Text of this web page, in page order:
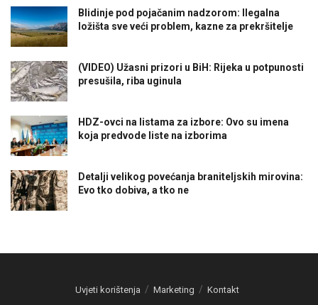
Blidinje pod pojačanim nadzorom: Ilegalna
ložišta sve veći problem, kazne za prekršitelje
(VIDEO) Užasni prizori u BiH: Rijeka u potpunosti
presušila, riba uginula
HDZ-ovci na listama za izbore: Ovo su imena
koja predvode liste na izborima
Detalji velikog povećanja braniteljskih mirovina:
Evo tko dobiva, a tko ne
Uvjeti korištenja Marketing Kontakt